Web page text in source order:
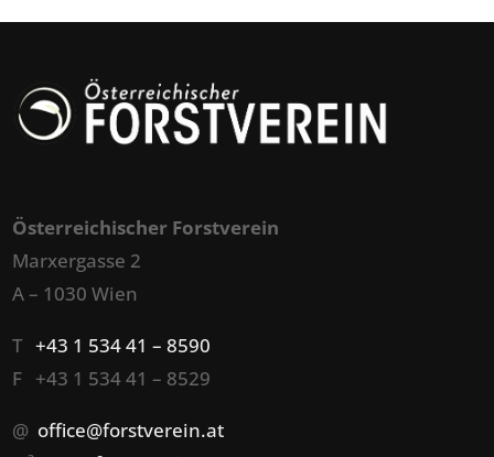
Österreichischer Forstverein
Marxergasse 2
A – 1030 Wien
T+43 1 534 41 – 8590
F +43 1 534 41 – 8529
@ office@forstverein.at